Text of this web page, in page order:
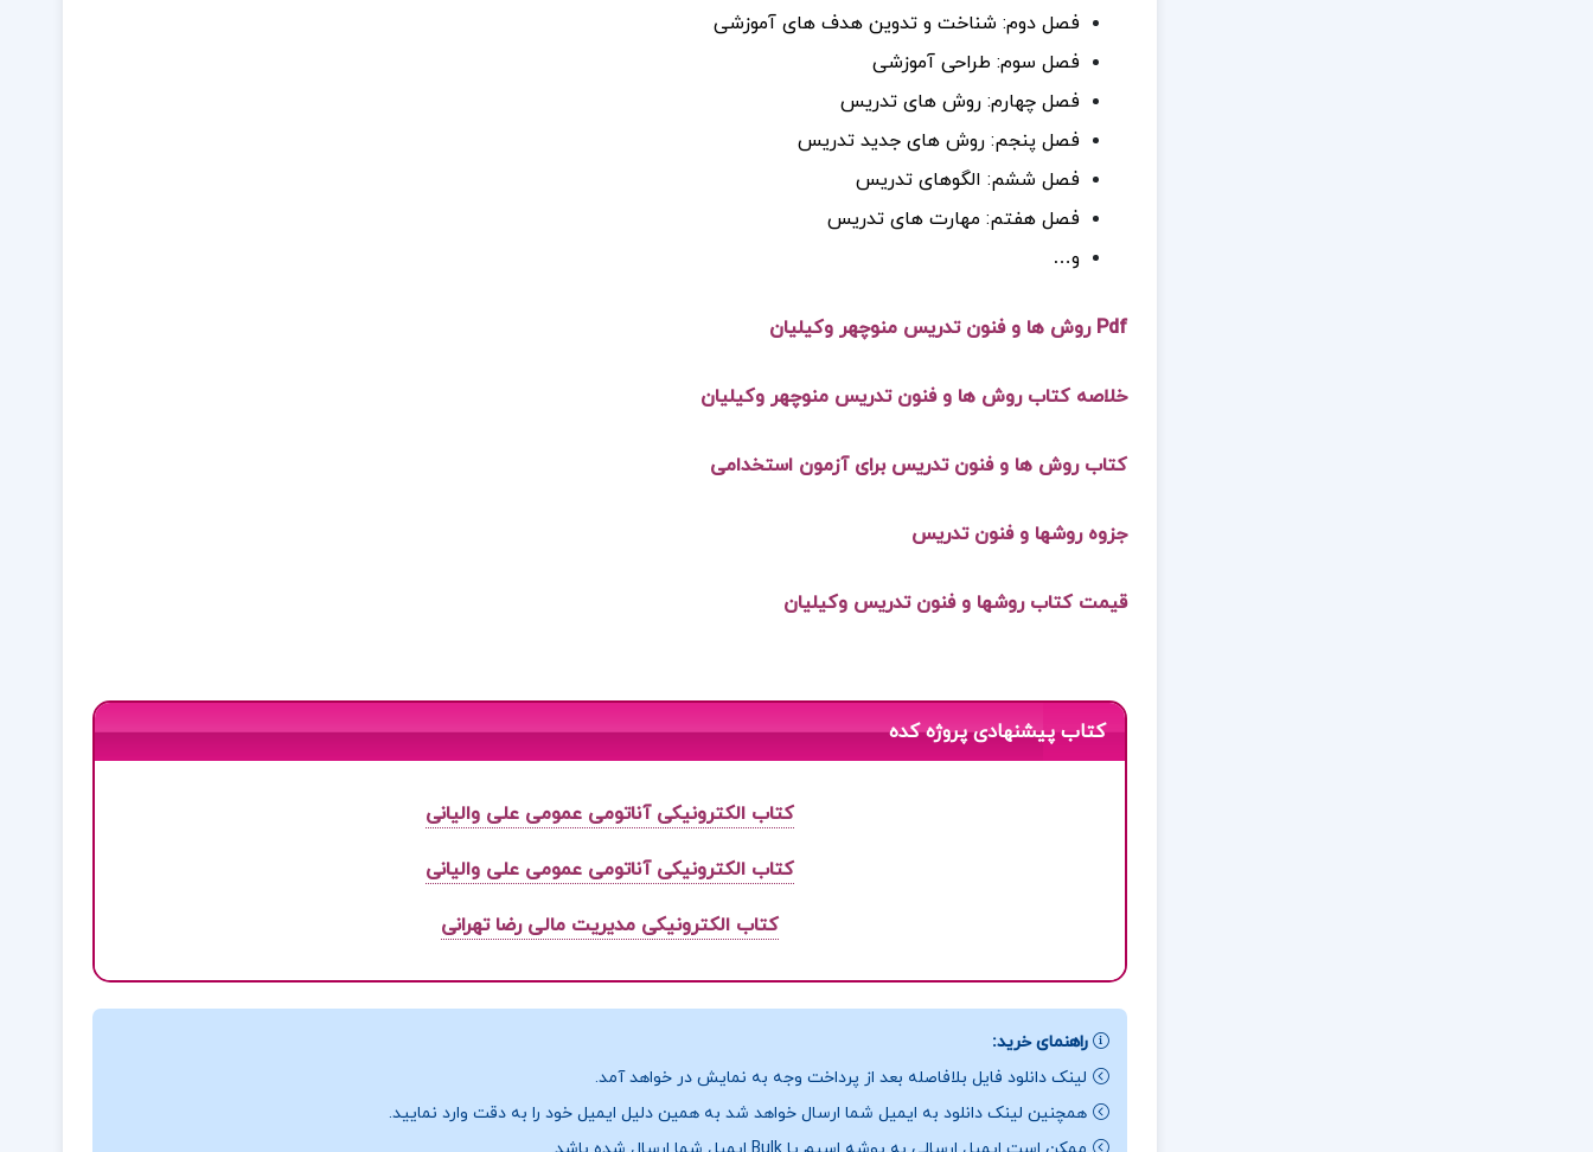
فصل دوم: شناخت و تدوین هدف های آموزشی
فصل سوم: طراحی آموزشی
فصل چهارم: روش های تدریس
فصل پنجم: روش های جدید تدریس
فصل ششم: الگوهای تدریس
فصل هفتم: مهارت های تدریس
و…
Pdf روش ها و فنون تدریس منوچهر وکیلیان
خلاصه کتاب روش ها و فنون تدریس منوچهر وکیلیان
کتاب روش ها و فنون تدریس برای آزمون استخدامی
جزوه روشها و فنون تدریس
قیمت کتاب روشها و فنون تدریس وکیلیان
کتاب پیشنهادی پروژه کده
کتاب الکترونیکی آناتومی عمومی علی والیانی
کتاب الکترونیکی آناتومی عمومی علی والیانی
کتاب الکترونیکی مدیریت مالی رضا تهرانی
راهنمای خرید:
لینک دانلود فایل بلافاصله بعد از پرداخت وجه به نمایش در خواهد آمد.
همچنین لینک دانلود به ایمیل شما ارسال خواهد شد به همین دلیل ایمیل خود را به دقت وارد نمایید.